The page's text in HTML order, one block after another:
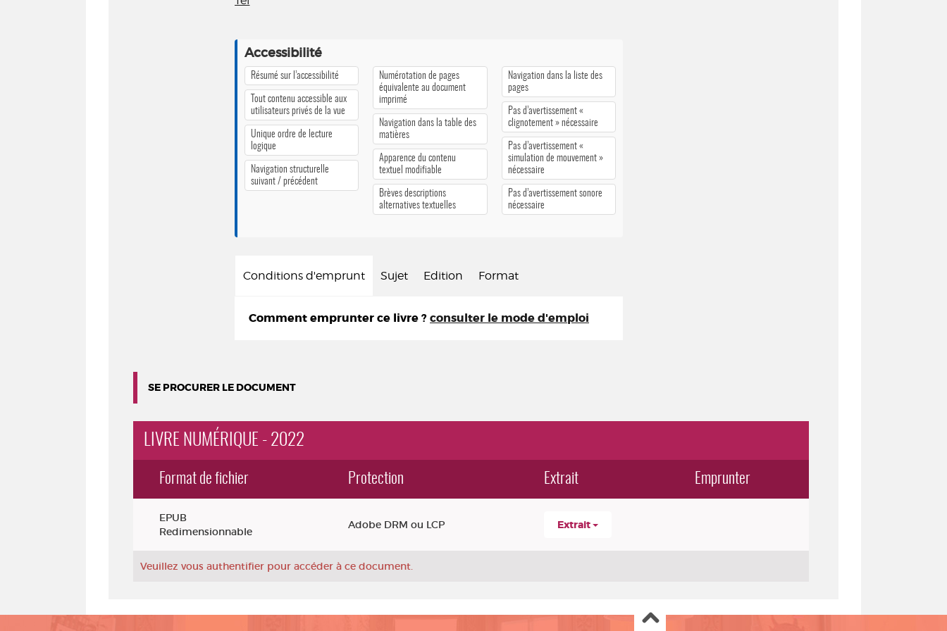
Accessibilité
Résumé sur l’accessibilité
Tout contenu accessible aux
utilisateurs privés de la vue
Unique ordre de lecture
logique
Navigation structurelle
suivant / précédent
Numérotation de pages
équivalente au document
imprimé
Navigation dans la table des
matières
Apparence du contenu
textuel modifiable
Brèves descriptions
alternatives textuelles
Navigation dans la liste des
pages
Pas d’avertissement «
clignotement » nécessaire
Pas d’avertissement «
simulation de mouvement »
nécessaire
Pas d’avertissement sonore
nécessaire
Conditions d'emprunt Sujet Edition Format
Comment emprunter ce livre ? consulter le mode d'emploi
SE PROCURER LE DOCUMENT
LIVRE NUMÉRIQUE - 2022
Format de fichier Protection Extrait Emprunter
EPUB
Redimensionnable
Adobe DRM ou LCP Extrait
Veuillez vous authentifier pour accéder à ce document.